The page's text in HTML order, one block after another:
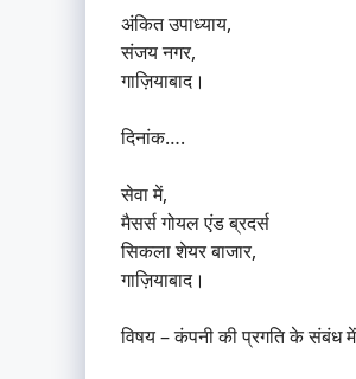
अंकित उपाध्याय,
संजय नगर,
गाज़ियाबाद।
दिनांक….
सेवा में,
मैसर्स गोयल एंड ब्रदर्स
सिकला शेयर बाजार,
गाज़ियाबाद।
विषय – कंपनी की प्रगति के संबंध